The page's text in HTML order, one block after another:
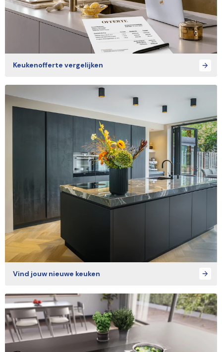
Keukenofferte vergelijken
Vind jouw nieuwe keuken